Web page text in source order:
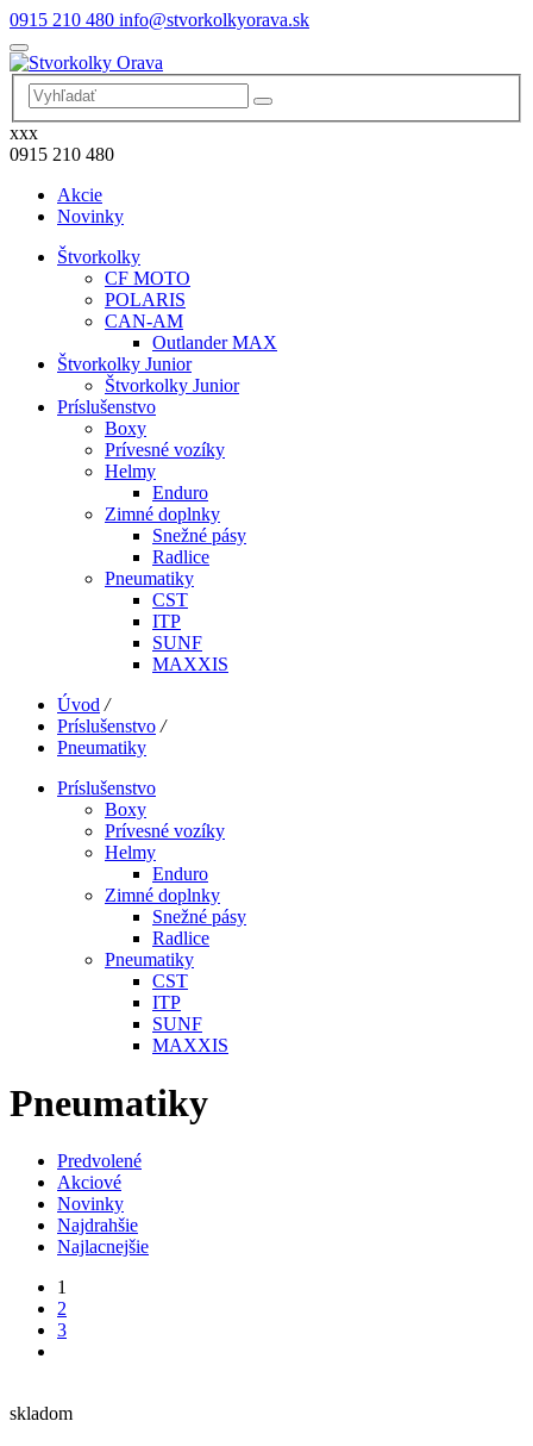
0915 210 480 info@stvorkolkyorava.sk
xxx
0915 210 480
Akcie
Novinky
Štvorkolky
CF MOTO
POLARIS
CAN-AM
Outlander MAX
Štvorkolky Junior
Štvorkolky Junior
Príslušenstvo
Boxy
Prívesné vozíky
Helmy
Enduro
Zimné doplnky
Snežné pásy
Radlice
Pneumatiky
CST
ITP
SUNF
MAXXIS
Úvod /
Príslušenstvo /
Pneumatiky
Príslušenstvo
Boxy
Prívesné vozíky
Helmy
Enduro
Zimné doplnky
Snežné pásy
Radlice
Pneumatiky
CST
ITP
SUNF
MAXXIS
Pneumatiky
Predvolené
Akciové
Novinky
Najdrahšie
Najlacnejšie
1
2
3
skladom